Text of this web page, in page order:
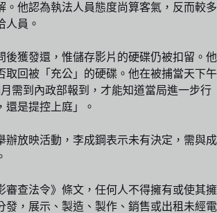
。他認為執法人員態度尚算客氣，反而較多
人員。
後獲發還，惟儲存影片的硬碟仍被扣留。他
取回被「充公」的硬碟。他在被捕當天下午
需到內政部報到，才能知道當局進一步行
還是提控上庭」。
辦放映活動，李成鋼表示未有決定，需與成
審查法令》條文，任何人不得擁有或使其擁
發，展示、製造、製作、銷售或出租未經電